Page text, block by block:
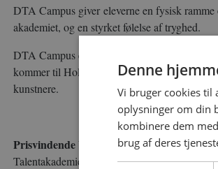
DTA Campus giver eleverne en fysisk
akademiet, og en styrket følelse af tryghed.
DTA Campus er et kreativt mødested, hvor
kommer til Holstebro. På den måde bliver
kunstnere.
Prisvindende byggeri
Talentakademiets Campus ligger i hjertet af
Denne
Vi bruger cookies til
oplysninger om din
kombinere dem
brug af deres